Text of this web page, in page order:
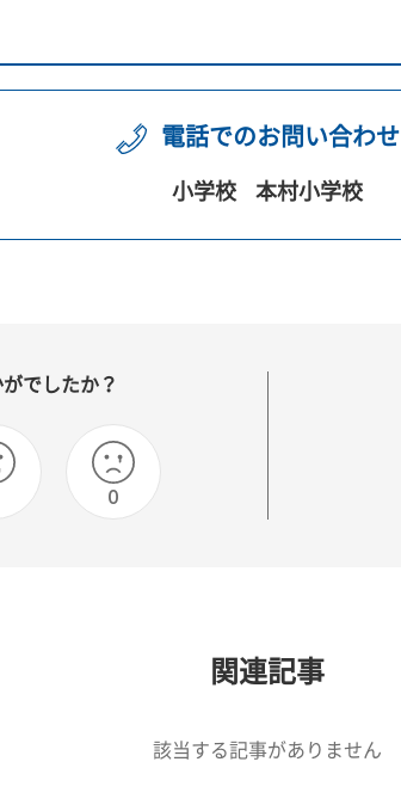
電話でのお問い合わせ
小学校 本村小学校
でしたか？
0
関連記事
該当する記事がありません